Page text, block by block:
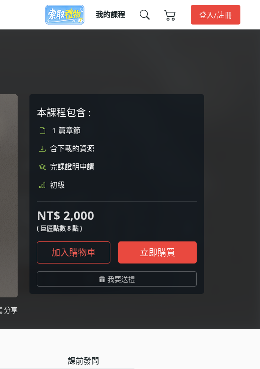
我的課程 登入/註冊
分享
本課程包含 :
1 篇章節
含下載的資源
完課證明申請
初級
NT$ 2,000
( 巨匠點數 8 點 )
加入購物車 立即購買
我要送禮
課前發問